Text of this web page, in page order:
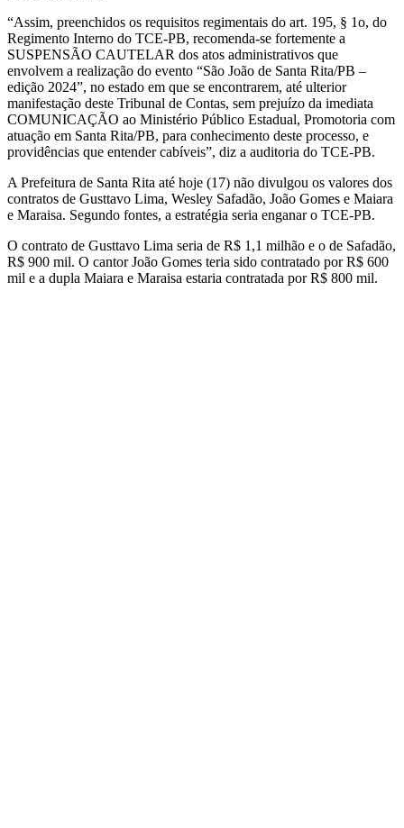
“Assim, preenchidos os requisitos regimentais do art. 195, § 1o, do
Regimento Interno do TCE-PB, recomenda-se fortemente a
SUSPENSÃO CAUTELAR dos atos administrativos que
envolvem a realização do evento “São João de Santa Rita/PB –
edição 2024”, no estado em que se encontrarem, até ulterior
manifestação deste Tribunal de Contas, sem prejuízo da imediata
COMUNICAÇÃO ao Ministério Público Estadual, Promotoria com
atuação em Santa Rita/PB, para conhecimento deste processo, e
providências que entender cabíveis”, diz a auditoria do TCE-PB.
A Prefeitura de Santa Rita até hoje (17) não divulgou os valores dos
contratos de Gusttavo Lima, Wesley Safadão, João Gomes e Maiara
e Maraisa. Segundo fontes, a estratégia seria enganar o TCE-PB.
O contrato de Gusttavo Lima seria de R$ 1,1 milhão e o de Safadão,
R$ 900 mil. O cantor João Gomes teria sido contratado por R$ 600
mil e a dupla Maiara e Maraisa estaria contratada por R$ 800 mil.